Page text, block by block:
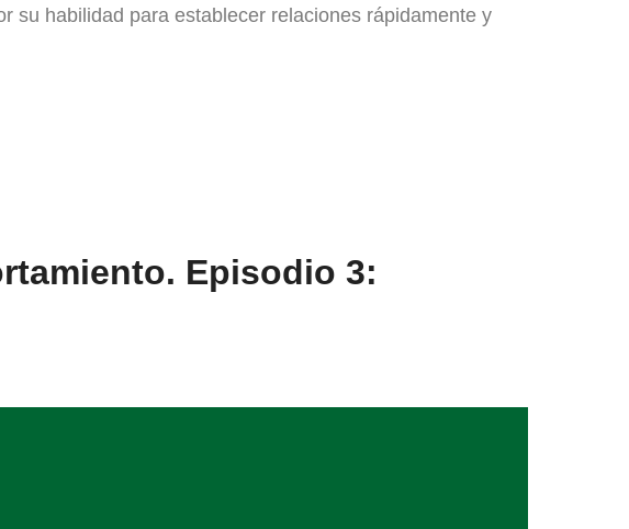
su habilidad para establecer relaciones rápidamente y
Episodio 3: